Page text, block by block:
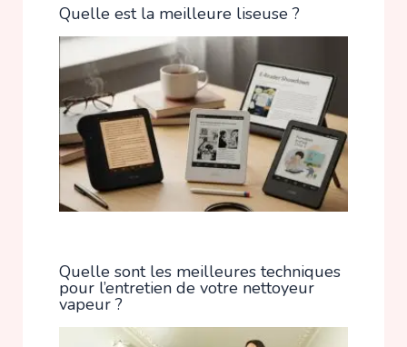
Quelle est la meilleure liseuse ?
Quelle sont les meilleures techniques
pour l’entretien de votre nettoyeur
vapeur ?